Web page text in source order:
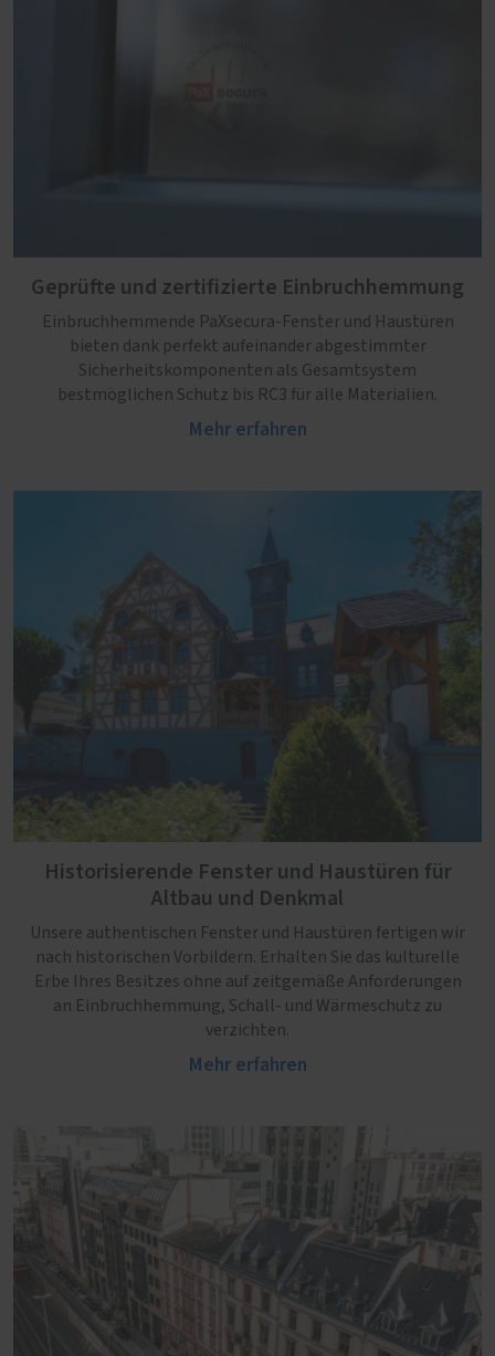
Geprüfte und zertifizierte Einbruchhemmung
Einbruchhemmende PaXsecura-Fenster und Haustüren
bieten dank perfekt aufeinander abgestimmter
Sicherheitskomponenten als Gesamtsystem
bestmöglichen Schutz bis RC3 für alle Materialien.
Mehr erfahren
Historisierende Fenster und Haustüren für
Altbau und Denkmal
Unsere authentischen Fenster und Haustüren fertigen wir
nach historischen Vorbildern. Erhalten Sie das kulturelle
Erbe Ihres Besitzes ohne auf zeitgemäße Anforderungen
an Einbruchhemmung, Schall- und Wärmeschutz zu
verzichten.
Mehr erfahren